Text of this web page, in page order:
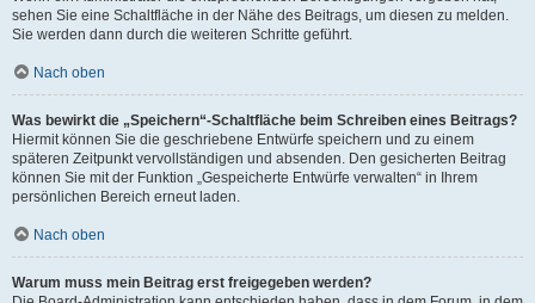
sehen Sie eine Schaltfläche in der Nähe des Beitrags, um diesen zu melden.
Sie werden dann durch die weiteren Schritte geführt.
Nach oben
Was bewirkt die „Speichern“-Schaltfläche beim Schreiben eines Beitrags?
Hiermit können Sie die geschriebene Entwürfe speichern und zu einem
späteren Zeitpunkt vervollständigen und absenden. Den gesicherten Beitrag
können Sie mit der Funktion „Gespeicherte Entwürfe verwalten“ in Ihrem
persönlichen Bereich erneut laden.
Nach oben
Warum muss mein Beitrag erst freigegeben werden?